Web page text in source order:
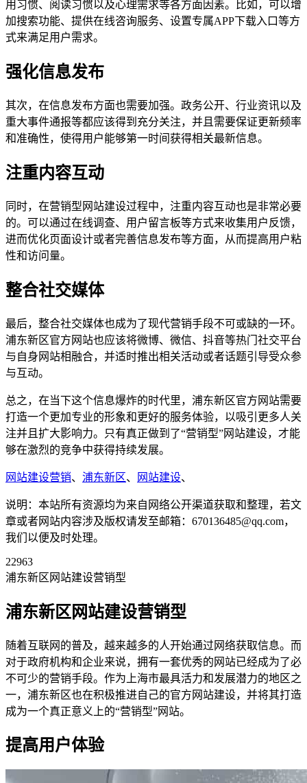
用习惯、阅读习惯以及心理需求等各方面因素。比如，可以增
加搜索功能、提供在线咨询服务、设置专属APP下载入口等方
式来满足用户需求。
强化信息发布
其次，在信息发布方面也需要加强。政务公开、行业资讯以及
重大事件通报等都应该得到充分关注，并且需要保证更新频率
和准确性，使得用户能够第一时间获得相关最新信息。
注重内容互动
同时，在营销型网站建设过程中，注重内容互动也是非常必要
的。可以通过在线调查、用户留言板等方式来收集用户反馈，
进而优化页面设计或者完善信息发布等方面，从而提高用户粘
性和访问量。
整合社交媒体
最后，整合社交媒体也成为了现代营销手段不可或缺的一环。
浦东新区官方网站也应该将微博、微信、抖音等热门社交平台
与自身网站相融合，并适时推出相关活动或者话题引导受众参
与互动。
总之，在当下这个信息爆炸的时代里，浦东新区官方网站需要
打造一个更加专业的形象和更好的服务体验，以吸引更多人关
注并且扩大影响力。只有真正做到了“营销型”网站建设，才能
够在激烈的竞争中获得持续发展。
网站建设营销、 浦东新区、 网站建设、
说明：本站所有资源均为来自网络公开渠道获取和整理，若文
章或者网站内容涉及版权请发至邮箱：670136485@qq.com，
我们以便及时处理。
22963
浦东新区网站建设营销型
浦东新区网站建设营销型
随着互联网的普及，越来越多的人开始通过网络获取信息。而
对于政府机构和企业来说，拥有一套优秀的网站已经成为了必
不可少的营销手段。作为上海市最具活力和发展潜力的地区之
一，浦东新区也在积极推进自己的官方网站建设，并将其打造
成为一个真正意义上的“营销型”网站。
提高用户体验